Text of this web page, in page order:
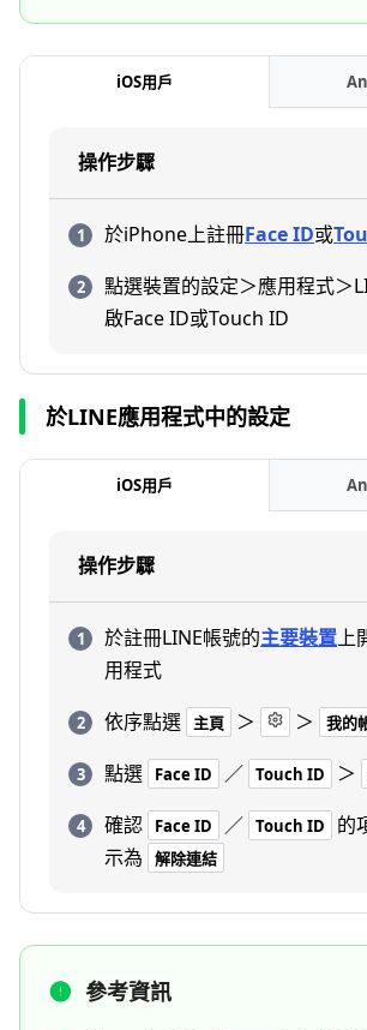
iOS用戶
操作步驟
於iPhone上註冊Face ID或
點選裝置的設定＞應用程式＞
啟Face ID或Touch ID
於LINE應用程式中的設定
iOS用戶
操作步驟
於註冊LINE帳號的主要裝置上
用程式
依序點選 主頁 ＞ ＞ 我的
點選 Face ID ／ Touch ID ＞
確認 Face ID ／ Touch ID
的
示為
解除連結
參考資訊